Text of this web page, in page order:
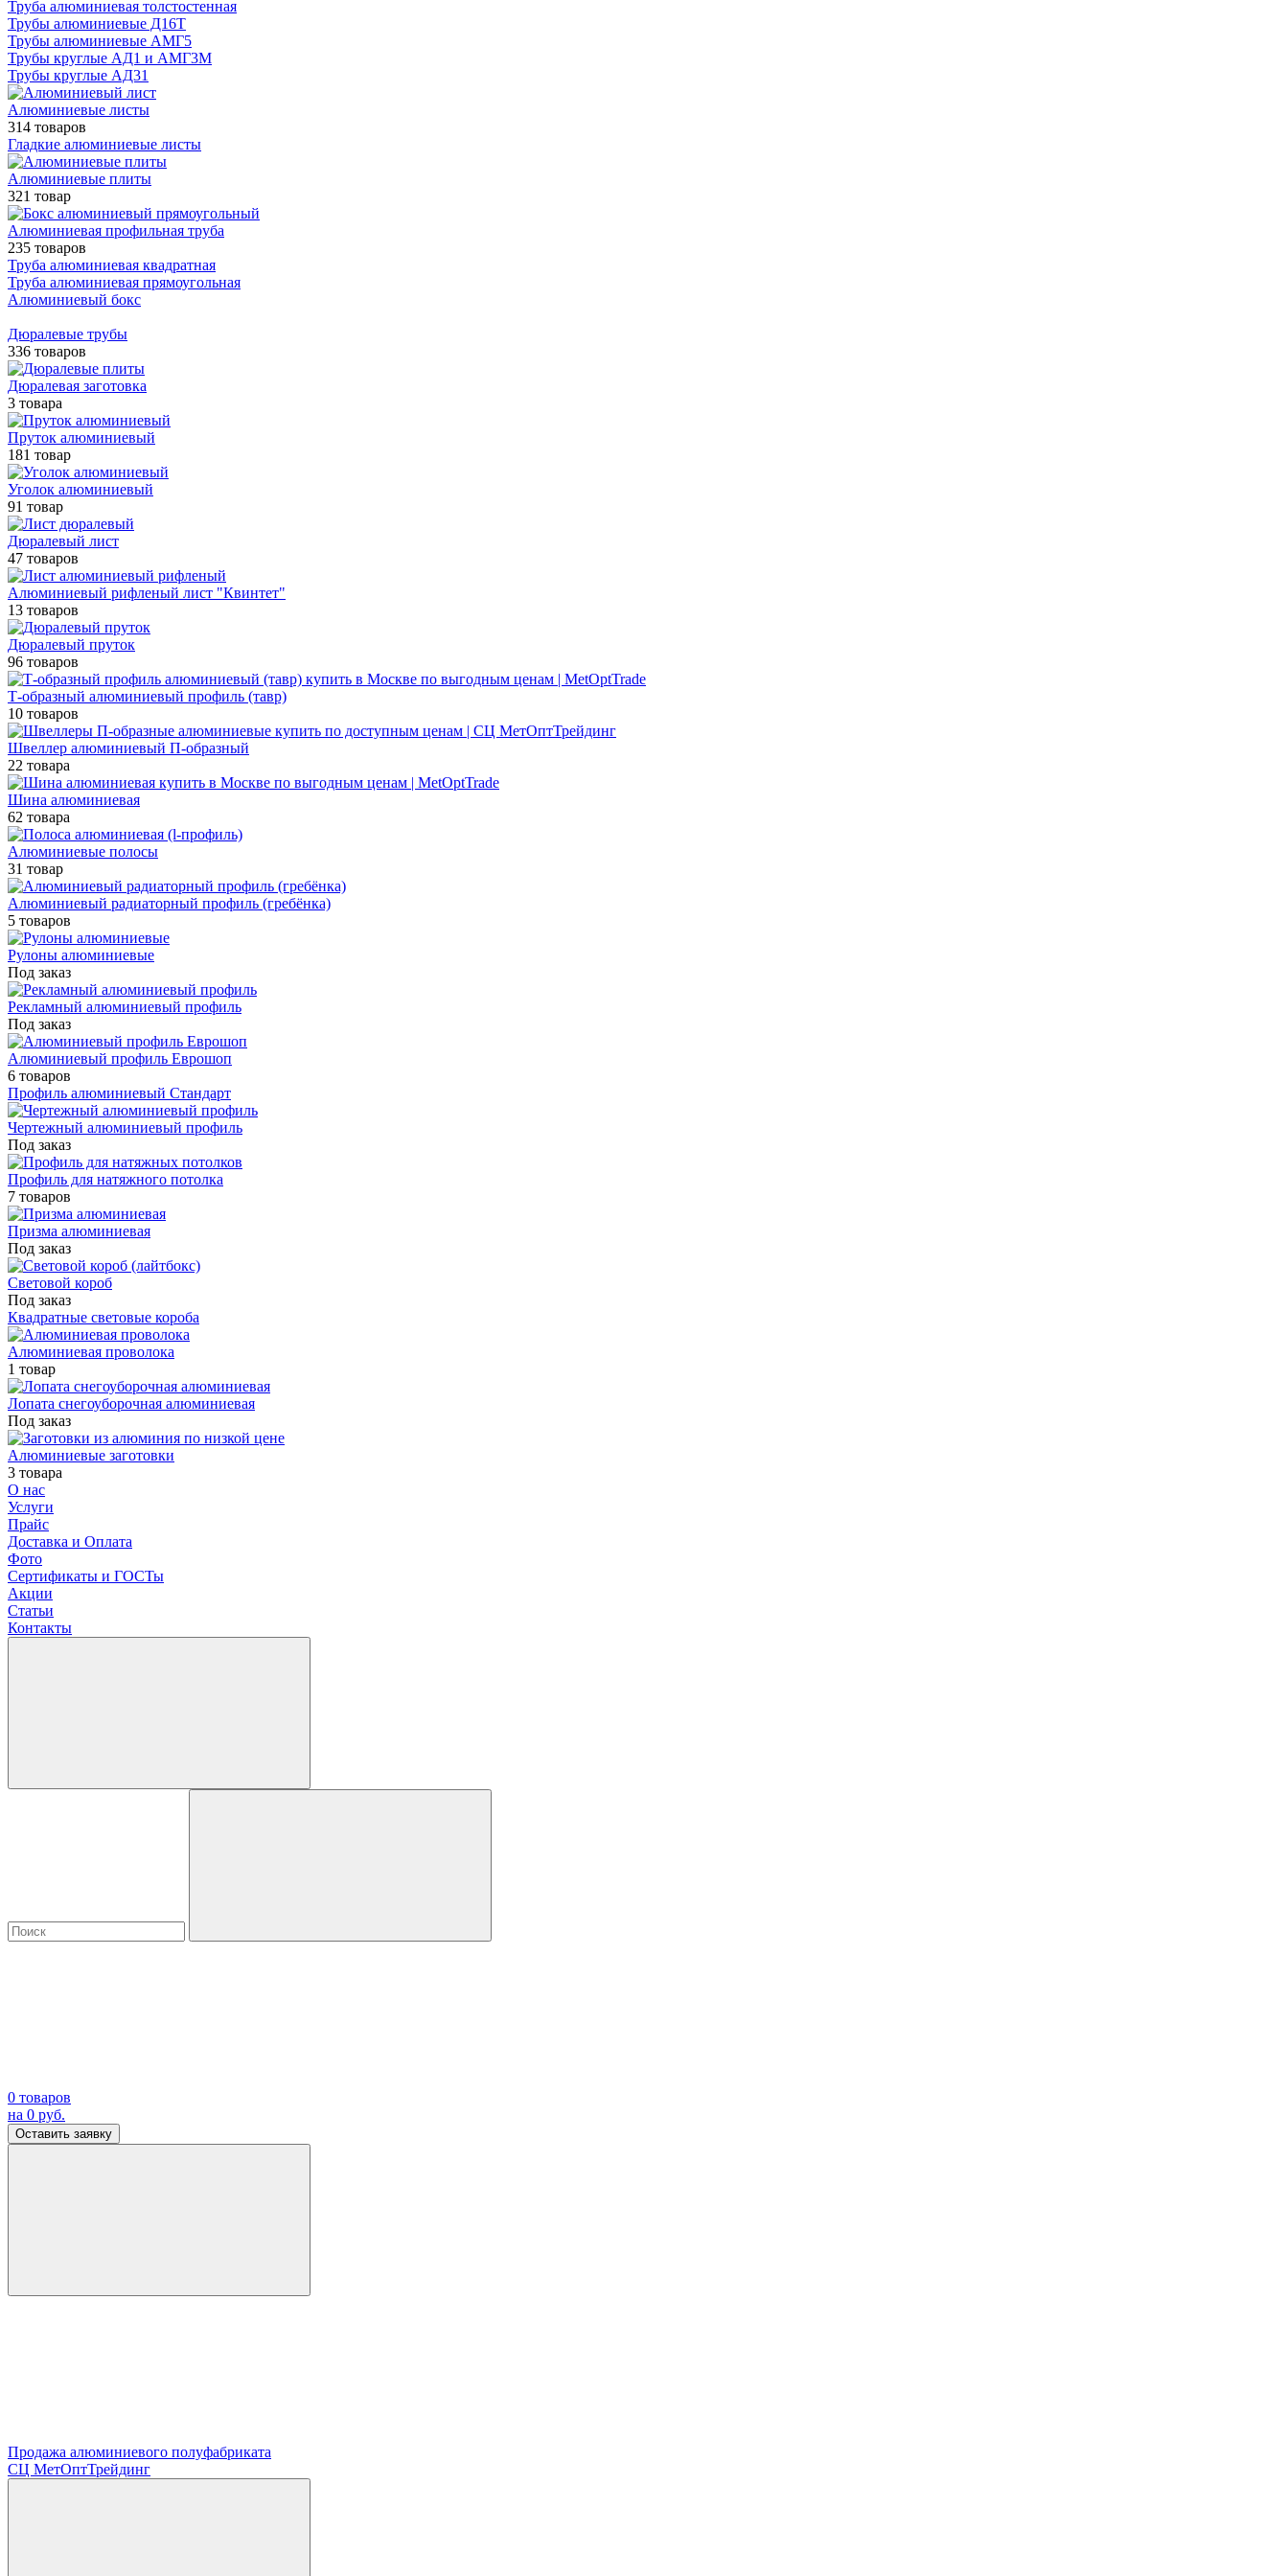
Труба алюминиевая толстостенная
Трубы алюминиевые Д16Т
Трубы алюминиевые АМГ5
Трубы круглые АД1 и АМГ3М
Трубы круглые АД31
Алюминиевые листы
314 товаров
Гладкие алюминиевые листы
Алюминиевые плиты
321 товар
Алюминиевая профильная труба
235 товаров
Труба алюминиевая квадратная
Труба алюминиевая прямоугольная
Алюминиевый бокс
Дюралевые трубы
336 товаров
Дюралевая заготовка
3 товара
Пруток алюминиевый
181 товар
Уголок алюминиевый
91 товар
Дюралевый лист
47 товаров
Алюминиевый рифленый лист "Квинтет"
13 товаров
Дюралевый пруток
96 товаров
Т-образный алюминиевый профиль (тавр)
10 товаров
Швеллер алюминиевый П-образный
22 товара
Шина алюминиевая
62 товара
Алюминиевые полосы
31 товар
Алюминиевый радиаторный профиль (гребёнка)
5 товаров
Рулоны алюминиевые
Под заказ
Рекламный алюминиевый профиль
Под заказ
Алюминиевый профиль Еврошоп
6 товаров
Профиль алюминиевый Стандарт
Чертежный алюминиевый профиль
Под заказ
Профиль для натяжного потолка
7 товаров
Призма алюминиевая
Под заказ
Световой короб
Под заказ
Квадратные световые короба
Алюминиевая проволока
1 товар
Лопата снегоуборочная алюминиевая
Под заказ
Алюминиевые заготовки
3 товара
О нас
Услуги
Прайс
Доставка и Оплата
Фото
Сертификаты и ГОСТы
Акции
Статьи
Контакты
0 товаров
на 0 руб.
Оставить заявку
Продажа алюминиевого полуфабриката
СЦ МетОптТрейдинг